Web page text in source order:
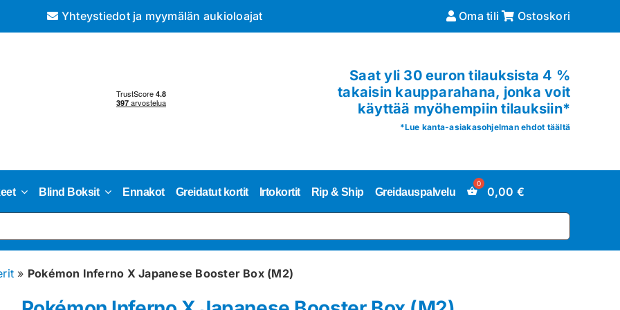
Yhteystiedot ja myymälän aukioloajat Oma tili Ostoskori
Saat yli 30 euron tilauksista 4 %
takaisin kaupparahana, jonka voit
käyttää myöhempiin tilauksiin*
*Lue kanta-asiakasohjelman ehdot täältä
Blind Boksit Ennakot Greidatut kortit Irtokortit Rip & Ship Greidauspalvelu 0,00 €
» Pokémon Inferno X Japanese Booster Box (M2)